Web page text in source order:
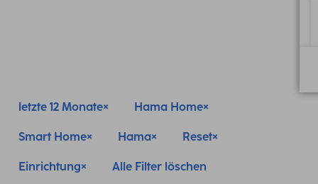
letzte 12 Monate Hama Home
Smart Home Hama Reset
Einrichtung Alle Filter löschen